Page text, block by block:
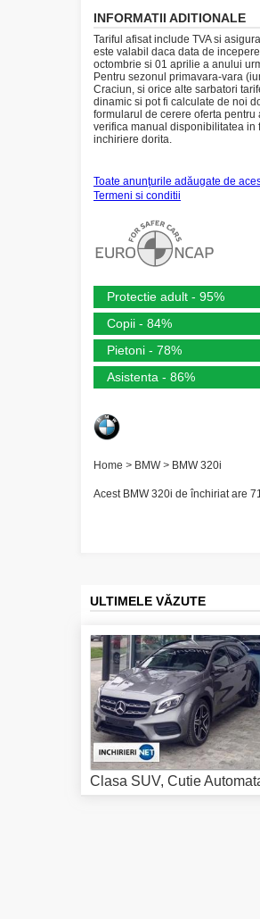
INFORMATII ADITIONALE
Tariful afisat include TVA si
este valabil daca data de
octombrie si 01 aprilie a anului
Pentru sezonul primavara-vara
Craciun, si orice alte sarbatori
dinamic si pot fi calculate de noi
formularul de cerere oferta pentru
verifica manual disponibilitatea in
inchiriere dorita.
Toate anunţurile adăugate de
Termeni si conditii
Protectie adult - 95%
Copii - 84%
Pietoni - 78%
Asistenta - 86%
Home > BMW > BMW 320i
Acest BMW 320i de închiriat are
ULTIMELE VĂZUTE
Clasa SUV, Cutie